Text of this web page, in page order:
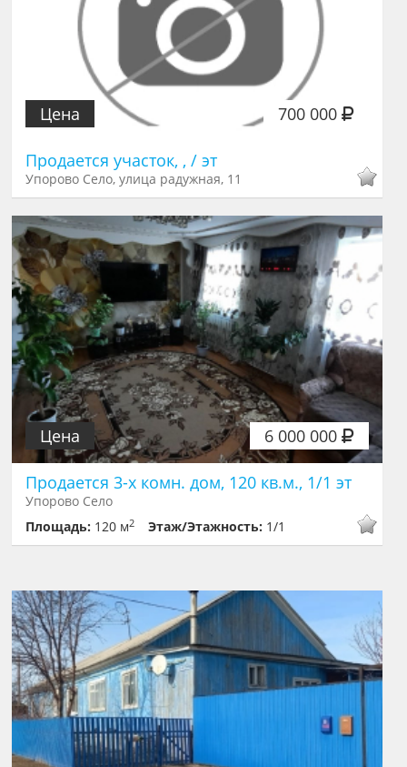
700 000
Цена
Продается участок, , / эт
Упорово Село, улица радужная, 11
6 000 000
Цена
Продается 3-х комн. дом, 120 кв.м., 1/1 эт
Упорово Село
Площадь: 120 м2 Этаж/Этажность: 1/1